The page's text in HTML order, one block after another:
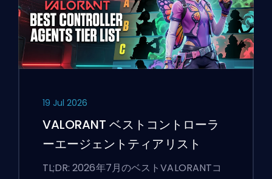
19 Jul 2026
VALORANT ベストコントローラ
ーエージェントティアリスト
TL;DR: 2026年7月のベストVALORANTコ